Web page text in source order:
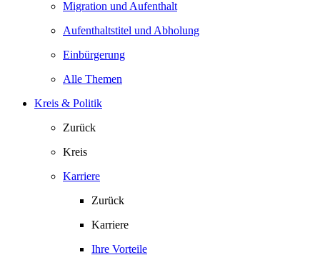
Migration und Aufenthalt
Aufenthaltstitel und Abholung
Einbürgerung
Alle Themen
Kreis & Politik
Zurück
Kreis
Karriere
Zurück
Karriere
Ihre Vorteile